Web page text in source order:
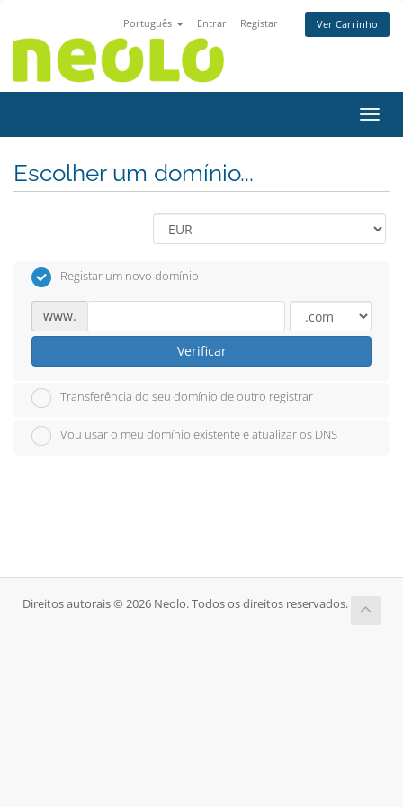
Português Entrar Registar Ver Carrinho
Escolher um domínio...
Registar um novo domínio
www.
Verificar
Transferência do seu domínio de outro registrar
Vou usar o meu domínio existente e atualizar os DNS
Direitos autorais © 2026 Neolo. Todos os direitos reservados.